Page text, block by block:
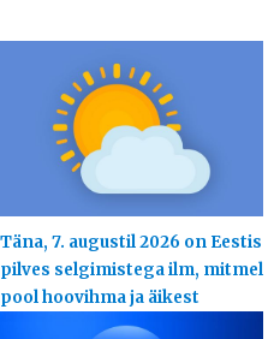
Täna, 7. augustil 2026 on Eestis
pilves selgimistega ilm, mitmel
pool hoovihma ja äikest